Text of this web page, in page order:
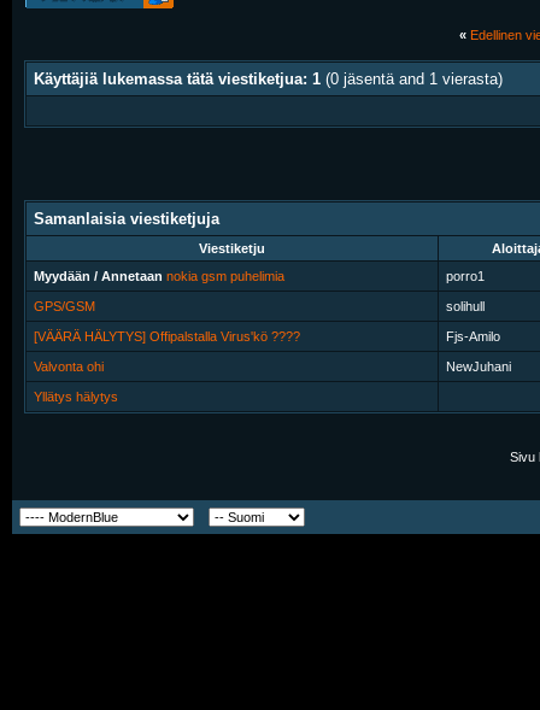
« Edellinen
Käyttäjiä lukemassa tätä viestiketjua: 1 (0 jäsentä and 1 vierasta)
Samanlaisia viestiketjuja
Viestiketju
Myydään / Annetaan nokia gsm puhelimia porro1
GPS/GSM solihull
[VÄÄRÄ HÄLYTYS] Offipalstalla Virus'kö ???? Fjs-Amilo
Valvonta ohi NewJuhani
Yllätys hälytys
Sivu